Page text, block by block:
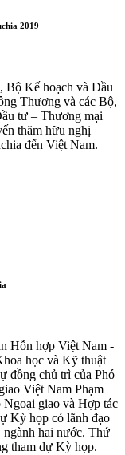
2019
Bộ Kế hoạch và Đầu
Thương và các Bộ,
tư – Thương mại
thăm hữu nghị
đến Việt Nam.
Hỗn hợp Việt Nam -
học và Kỹ thuật
đồng chủ trì của Phó
Việt Nam Phạm
giao và Hợp tác
Kỳ họp có lãnh đạo
ngành hai nước. Thứ
tham dự Kỳ họp.